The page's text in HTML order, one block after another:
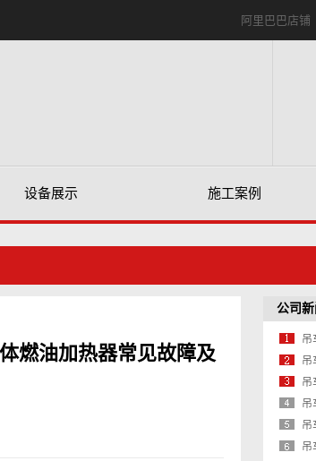
阿里巴巴店铺
设备展示 施工案例
燃油加热器常见故障及
公司新
吊
教
吊
石
吊
基
吊
出
吊
安
吊